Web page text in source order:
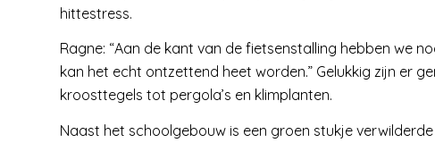
hittestress.
Ragne: “Aan de kant van de fietsenstalling hebben we
kan het echt ontzettend heet worden.” Gelukkig zijn er
kroosttegels tot pergola’s en klimplanten.
Naast het schoolgebouw is een groen stukje